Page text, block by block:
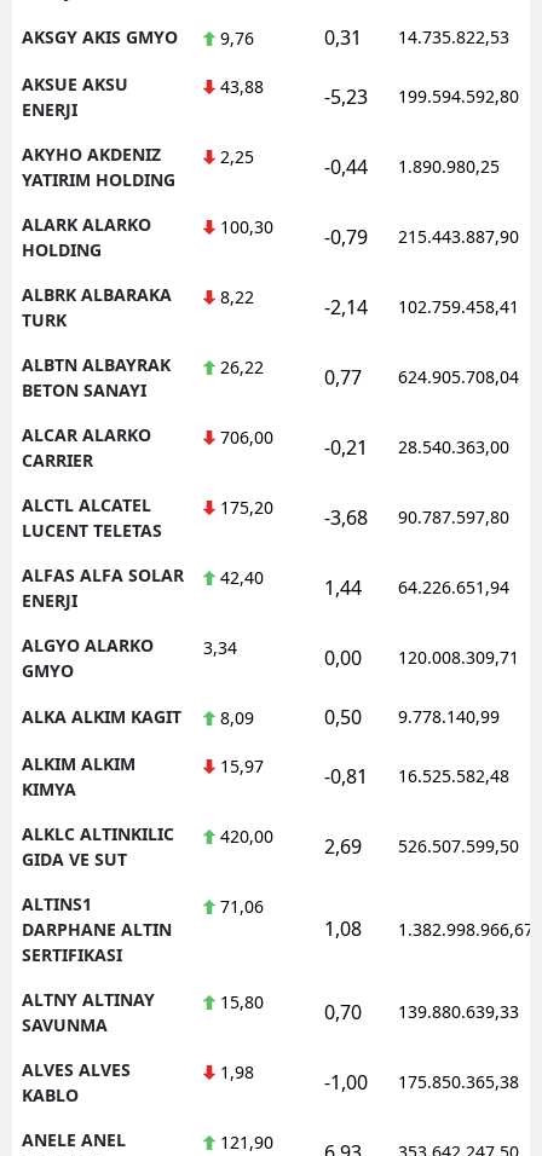
AKSGY AKIS GMYO
9,76 0,31 14.735.822,53
AKSUE AKSU
ENERJI
43,88 -5,23 199.594.592,80
AKYHO AKDENIZ
YATIRIM HOLDING
2,25 -0,44 1.890.980,25
ALARK ALARKO
HOLDING
100,30 -0,79 215.443.887,90
ALBRK ALBARAKA
TURK
8,22 -2,14 102.759.458,41
ALBTN ALBAYRAK
BETON SANAYI
26,22 0,77 624.905.708,04
ALCAR ALARKO
CARRIER
706,00 -0,21 28.540.363,00
ALCTL ALCATEL
LUCENT TELETAS
175,20 -3,68 90.787.597,80
ALFAS ALFA SOLAR
ENERJI
42,40 1,44 64.226.651,94
ALGYO ALARKO
GMYO
3,34 0,00 120.008.309,71
ALKA ALKIM KAGIT 8,09 0,50 9.778.140,99
ALKIM ALKIM
KIMYA
15,97 -0,81 16.525.582,48
ALKLC ALTINKILIC
GIDA VE SUT
420,00 2,69 526.507.599,50
ALTINS1
DARPHANE ALTIN
SERTIFIKASI
71,06
1,08 1.382.998.966,67
ALTNY ALTINAY
SAVUNMA
15,80 0,70 139.880.639,33
ALVES ALVES
KABLO
1,98 -1,00 175.850.365,38
ANELE ANEL
121,90 353.642.247,50